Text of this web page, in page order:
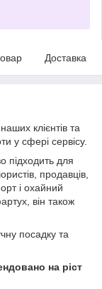
Доставка
клієнтів та
у сфері сервісу.
підходить для
продавців,
і охайний
він також
посадку та
на ріст